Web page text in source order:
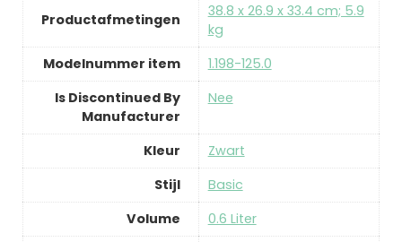
Productafmetingen
‎38.8 x 26.9 x 33.4 cm; 5.9
kg
Modelnummer item
‎1.198-125.0
Is Discontinued By
Manufacturer
‎Nee
Kleur
‎Zwart
Stijl
‎Basic
Volume
‎0.6 Liter